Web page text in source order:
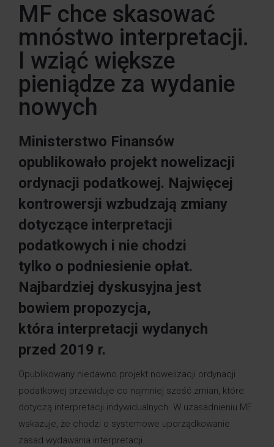
MF chce skasować
mnóstwo interpretacji.
I wziąć większe
pieniądze za wydanie
nowych
Ministerstwo Finansów
opublikowało projekt nowelizacji
ordynacji podatkowej. Najwięcej
kontrowersji wzbudzają zmiany
dotyczące interpretacji
podatkowych i nie chodzi
tylko o podniesienie opłat.
Najbardziej dyskusyjna jest
bowiem propozycja,
która interpretacji wydanych
przed 2019 r.
Opublikowany niedawno projekt nowelizacji ordynacji
podatkowej przewiduje co najmniej sześć zmian, które
dotyczą interpretacji indywidualnych. W uzasadnieniu MF
wskazuje, że chodzi o systemowe uporządkowanie
zasad wydawania interpretacji.